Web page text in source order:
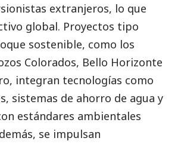
extranjeros, lo que
global. Proyectos tipo
sostenible, como los
Colorados, Bello Horizonte
integran tecnologías como
sistemas de ahorro de agua y
estándares ambientales
se impulsan